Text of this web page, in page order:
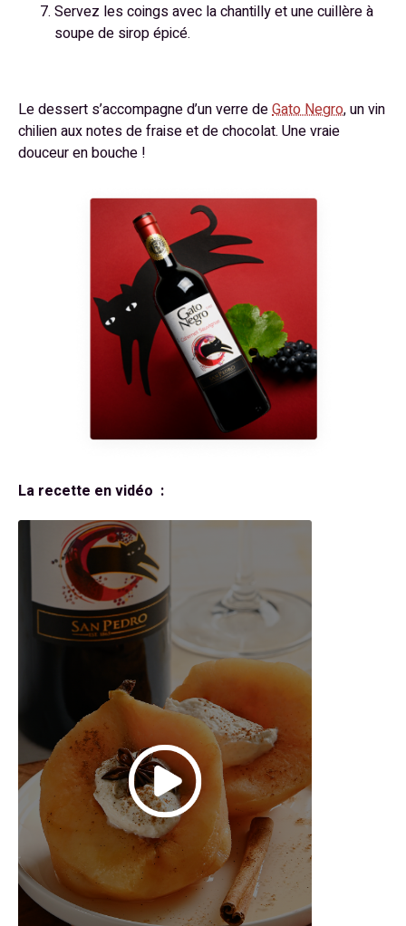
Servez les coings avec la chantilly et une cuillère à
soupe de sirop épicé.
Le dessert s’accompagne d’un verre deGato Negro, un vin
chilien aux notes de fraise et de chocolat. Une vraie
douceur en bouche !
La recette en vidéo :